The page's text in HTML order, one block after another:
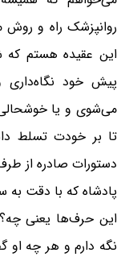
روانپزشک راه و
این عقیده هستم که
پیش خود نگاه‌داری
می‌شوی و یا
تا بر خودت تسلط
دستورات صادره از
پادشاه که با دقت
این حرف‌ها یعنی
نگه دارم و هر چه او